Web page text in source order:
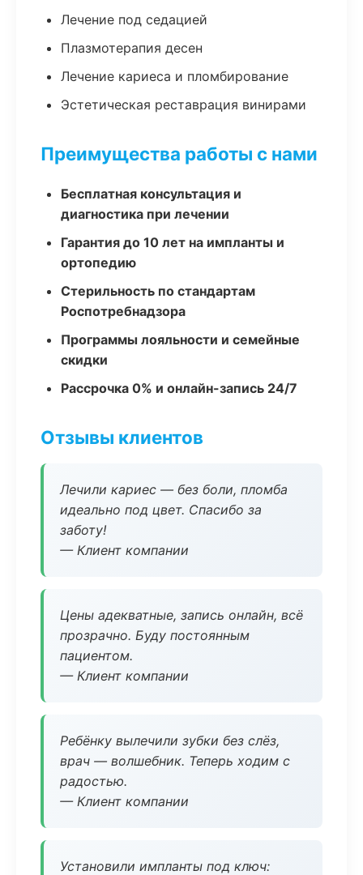
Лечение под седацией
Плазмотерапия десен
Лечение кариеса и пломбирование
Эстетическая реставрация винирами
Преимущества работы с нами
Бесплатная консультация и
диагностика при лечении
Гарантия до 10 лет на импланты и
ортопедию
Стерильность по стандартам
Роспотребнадзора
Программы лояльности и семейные
скидки
Рассрочка 0% и онлайн-запись 24/7
Отзывы клиентов
Лечили кариес — без боли, пломба
идеально под цвет. Спасибо за
заботу!
— Клиент компании
Цены адекватные, запись онлайн, всё
прозрачно. Буду постоянным
пациентом.
— Клиент компании
Ребёнку вылечили зубки без слёз,
врач — волшебник. Теперь ходим с
радостью.
— Клиент компании
Установили импланты под ключ: